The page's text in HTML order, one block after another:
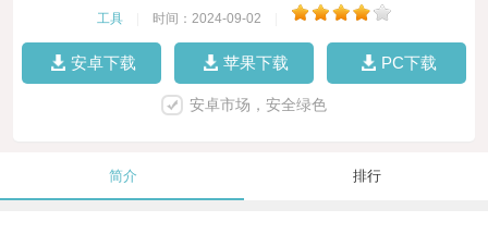
工具 时间：2024-09-02
安卓下载 苹果下载 PC下载
安卓市场，安全绿色
简介 排行